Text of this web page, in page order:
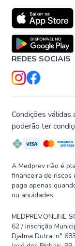
REDES SOCIAIS
Condições válidas
poderão ter
A Medprev não é
financeira de riscos
paga apenas
ou anuidades.
MEDPREV.ONLINE
62 / Inscrição
Djalma Dutra, n°